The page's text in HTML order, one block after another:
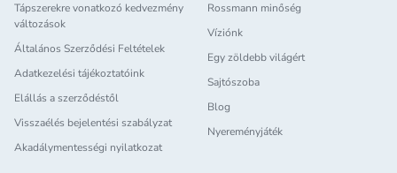
Tápszerekre vonatkozó kedvezmény
változások
Általános Szerződési Feltételek
Adatkezelési tájékoztatóink
Elállás a szerződéstől
Visszaélés bejelentési szabályzat
Akadálymentességi nyilatkozat
Rossmann minőség
Víziónk
Egy zöldebb világért
Sajtószoba
Blog
Nyereményjáték